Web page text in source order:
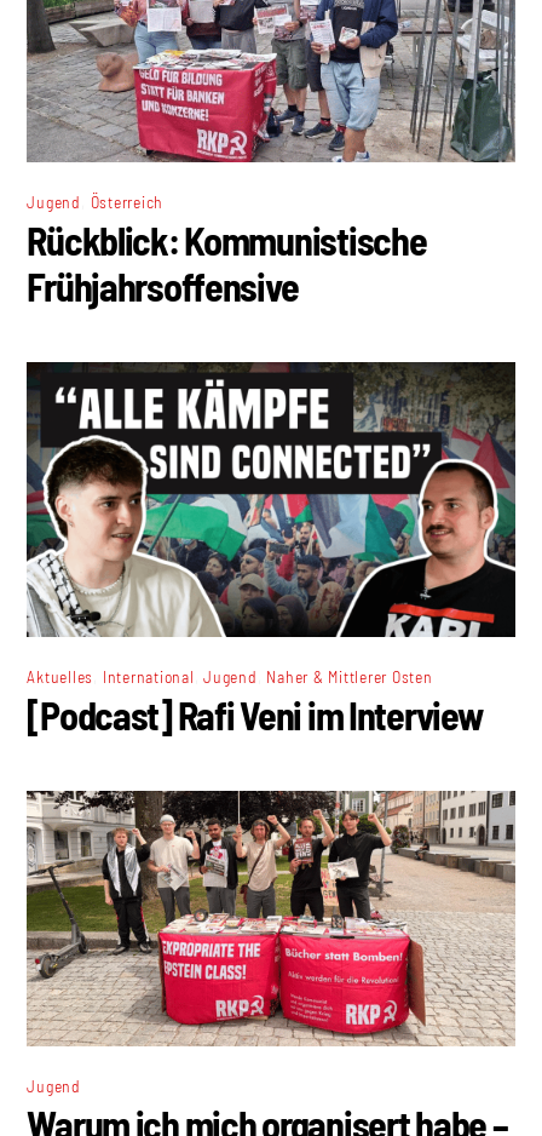
Jugend Österreich
Rückblick: Kommunistische
Frühjahrsoffensive
Aktuelles International ,Jugend Naher & Mittlerer Osten
[Podcast] Rafi Veni im Interview
Jugend
Warum ich mich organisert habe –